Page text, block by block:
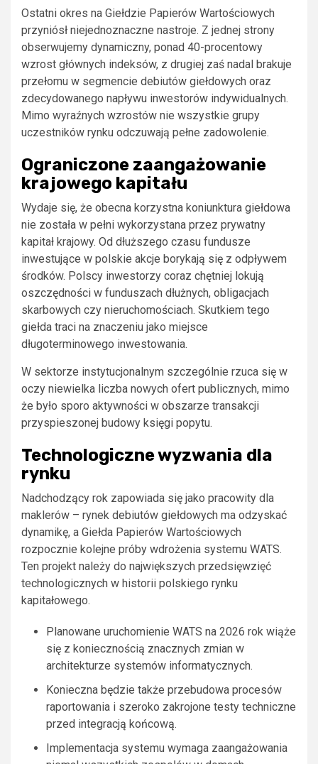
Ostatni okres na Giełdzie Papierów Wartościowych
przyniósł niejednoznaczne nastroje. Z jednej strony
obserwujemy dynamiczny, ponad 40-procentowy
wzrost głównych indeksów, z drugiej zaś nadal brakuje
przełomu w segmencie debiutów giełdowych oraz
zdecydowanego napływu inwestorów indywidualnych.
Mimo wyraźnych wzrostów nie wszystkie grupy
uczestników rynku odczuwają pełne zadowolenie.
Ograniczone zaangażowanie
krajowego kapitału
Wydaje się, że obecna korzystna koniunktura giełdowa
nie została w pełni wykorzystana przez prywatny
kapitał krajowy. Od dłuższego czasu fundusze
inwestujące w polskie akcje borykają się z odpływem
środków. Polscy inwestorzy coraz chętniej lokują
oszczędności w funduszach dłużnych, obligacjach
skarbowych czy nieruchomościach. Skutkiem tego
giełda traci na znaczeniu jako miejsce
długoterminowego inwestowania.
W sektorze instytucjonalnym szczególnie rzuca się w
oczy niewielka liczba nowych ofert publicznych, mimo
że było sporo aktywności w obszarze transakcji
przyspieszonej budowy księgi popytu.
Technologiczne wyzwania dla
rynku
Nadchodzący rok zapowiada się jako pracowity dla
maklerów – rynek debiutów giełdowych ma odzyskać
dynamikę, a Giełda Papierów Wartościowych
rozpocznie kolejne próby wdrożenia systemu WATS.
Ten projekt należy do największych przedsięwzięć
technologicznych w historii polskiego rynku
kapitałowego.
Planowane uruchomienie WATS na 2026 rok wiąże
się z koniecznością znacznych zmian w
architekturze systemów informatycznych.
Konieczna będzie także przebudowa procesów
raportowania i szeroko zakrojone testy techniczne
przed integracją końcową.
Implementacja systemu wymaga zaangażowania